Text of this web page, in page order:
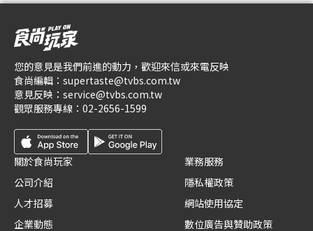
您的意見是我們前進的動力，歡迎來信或來電反映
食尚編輯： supertaste@tvbs.com.tw
意見反映： service@tvbs.com.tw
觀眾服務專線： 02-2656-1599
關於食尚玩家
公司介紹
人才招募
企業動態
業務服務
隱私權政策
網站使用協定
數位廣告與贊助政策